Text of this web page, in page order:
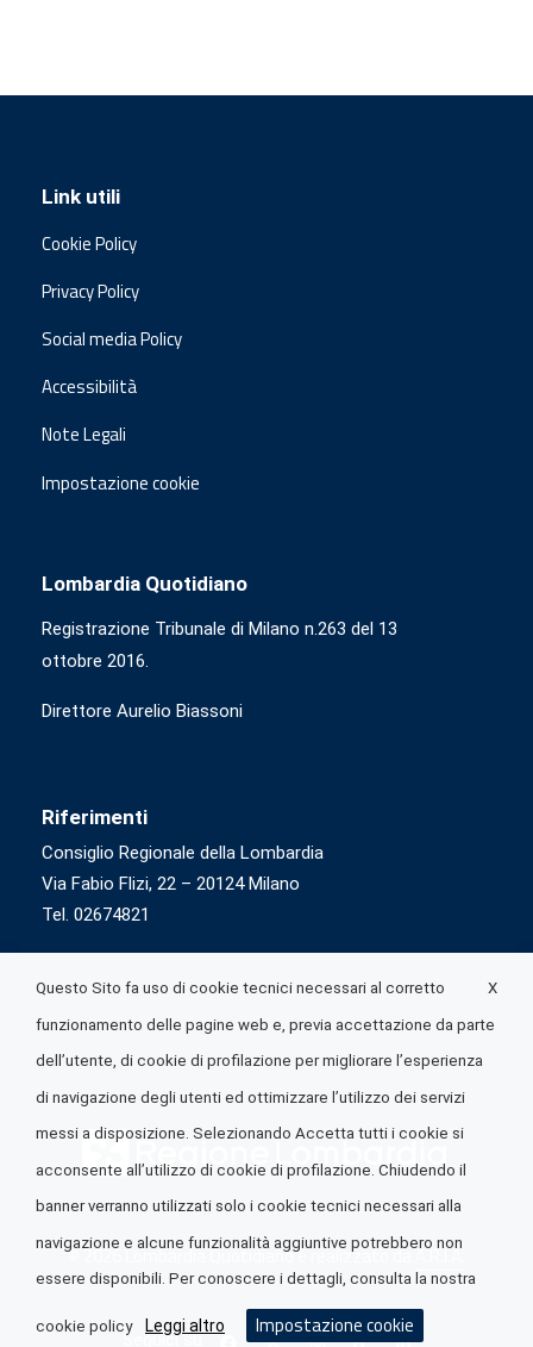
Link utili
Cookie Policy
Privacy Policy
Social media Policy
Accessibilità
Note Legali
Impostazione cookie
Lombardia Quotidiano
Registrazione Tribunale di Milano n.263 del 13
ottobre 2016.
Direttore Aurelio Biassoni
Riferimenti
Consiglio Regionale della Lombardia
Via Fabio Flizi, 22 – 20124 Milano
Tel. 02674821
© 2026 Lombardia Quotidiano è realizzato daA.R.I.A.
Seguici su
X
Questo Sito fa uso di cookie tecnici necessari al corretto
funzionamento delle pagine web e, previa accettazione da parte
dell’utente, di cookie di profilazione per migliorare l’esperienza
di navigazione degli utenti ed ottimizzare l’utilizzo dei servizi
messi a disposizione. Selezionando Accetta tutti i cookie si
acconsente all’utilizzo di cookie di profilazione. Chiudendo il
banner verranno utilizzati solo i cookie tecnici necessari alla
navigazione e alcune funzionalità aggiuntive potrebbero non
essere disponibili. Per conoscere i dettagli, consulta la nostra
cookie policy Leggi altro Impostazione cookie